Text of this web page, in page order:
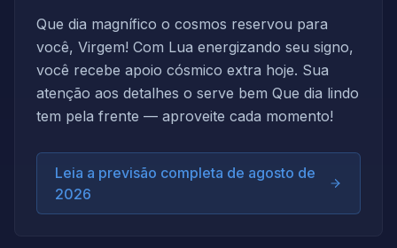
Que dia magnífico o cosmos reservou para
você, Virgem! Com Lua energizando seu signo,
você recebe apoio cósmico extra hoje. Sua
atenção aos detalhes o serve bem Que dia lindo
tem pela frente — aproveite cada momento!
Leia a previsão completa de agosto de
2026